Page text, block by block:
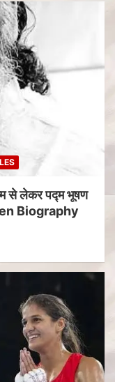
से लेकर पद्म भूषण
Biography